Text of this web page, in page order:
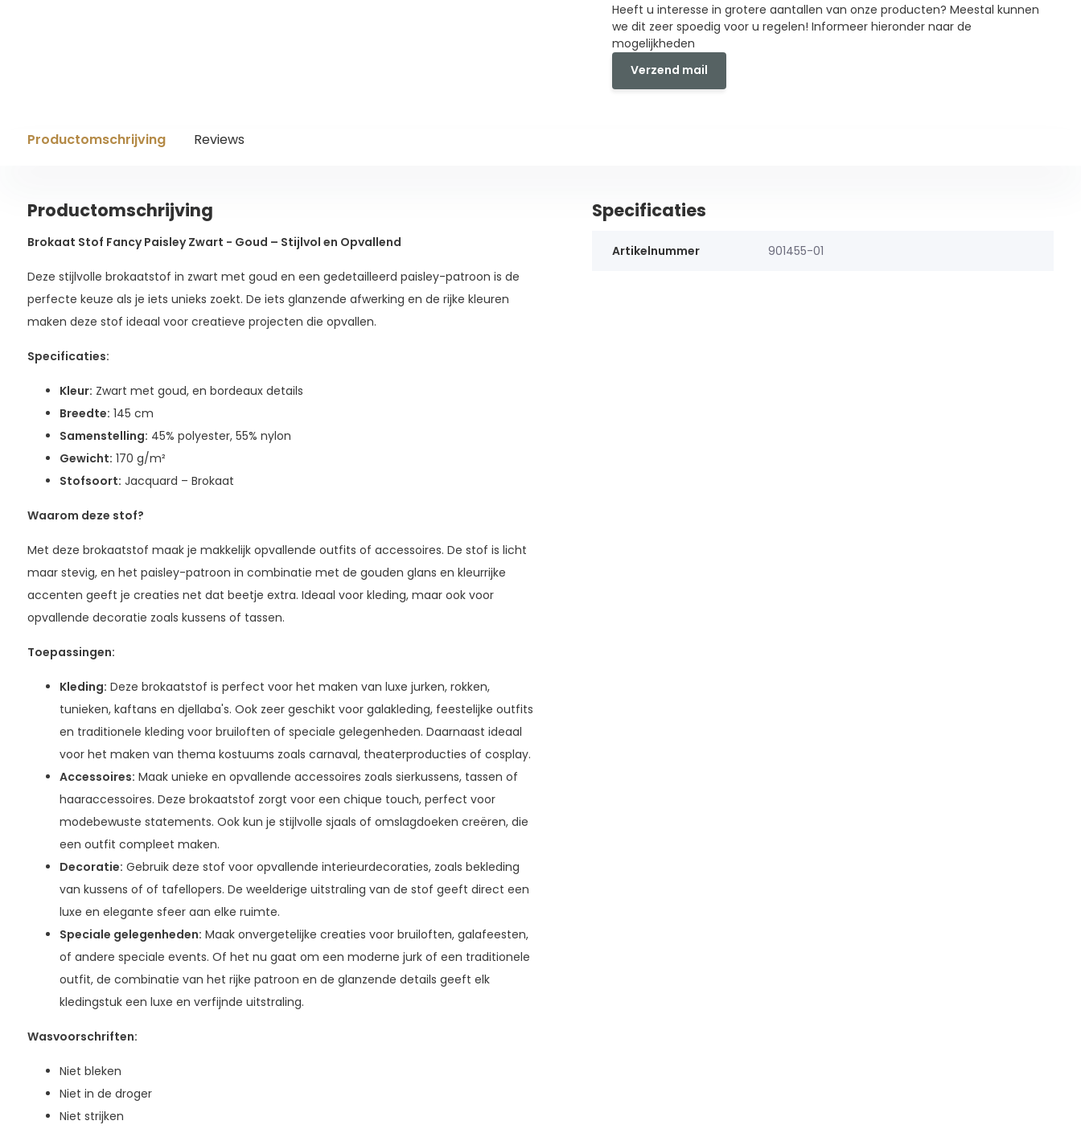
Heeft u interesse in grotere aantallen van onze producten? Meestal kunnen
we dit zeer spoedig voor u regelen! Informeer hieronder naar de
mogelijkheden
Verzend mail
Productomschrijving Reviews
Productomschrijving
Brokaat Stof Fancy Paisley Zwart - Goud – Stijlvol en Opvallend
Deze stijlvolle brokaatstof in zwart met goud en een gedetailleerd paisley-patroon is de
perfecte keuze als je iets unieks zoekt. De iets glanzende afwerking en de rijke kleuren
maken deze stof ideaal voor creatieve projecten die opvallen.
Specificaties:
Kleur: Zwart met goud, en bordeaux details
Breedte: 145 cm
Samenstelling: 45% polyester, 55% nylon
Gewicht: 170 g/m²
Stofsoort: Jacquard – Brokaat
Waarom deze stof?
Met deze brokaatstof maak je makkelijk opvallende outfits of accessoires. De stof is licht
maar stevig, en het paisley-patroon in combinatie met de gouden glans en kleurrijke
accenten geeft je creaties net dat beetje extra. Ideaal voor kleding, maar ook voor
opvallende decoratie zoals kussens of tassen.
Toepassingen:
Kleding: Deze brokaatstof is perfect voor het maken van luxe jurken, rokken,
tunieken, kaftans en djellaba's. Ook zeer geschikt voor galakleding, feestelijke outfits
en traditionele kleding voor bruiloften of speciale gelegenheden. Daarnaast ideaal
voor het maken van thema kostuums zoals carnaval, theaterproducties of cosplay.
Accessoires: Maak unieke en opvallende accessoires zoals sierkussens, tassen of
haaraccessoires. Deze brokaatstof zorgt voor een chique touch, perfect voor
modebewuste statements. Ook kun je stijlvolle sjaals of omslagdoeken creëren, die
een outfit compleet maken.
Decoratie: Gebruik deze stof voor opvallende interieurdecoraties, zoals bekleding
van kussens of of tafellopers. De weelderige uitstraling van de stof geeft direct een
luxe en elegante sfeer aan elke ruimte.
Speciale gelegenheden: Maak onvergetelijke creaties voor bruiloften, galafeesten,
of andere speciale events. Of het nu gaat om een moderne jurk of een traditionele
outfit, de combinatie van het rijke patroon en de glanzende details geeft elk
kledingstuk een luxe en verfijnde uitstraling.
Wasvoorschriften:
Niet bleken
Niet in de droger
Niet strijken
Specificaties
Artikelnummer 901455-01